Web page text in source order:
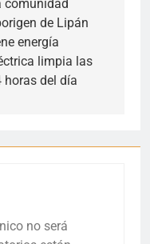
comunidad
de Lipán
energía
limpia las
horas del día
no será